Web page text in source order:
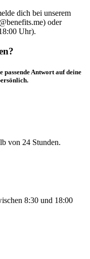
dich bei unserem
oder
Uhr).
Antwort auf deine
von 24 Stunden.
8:30 und 18:00